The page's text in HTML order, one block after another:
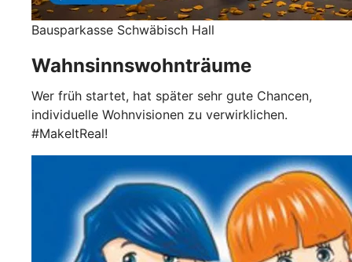
Bausparkasse Schwäbisch Hall
Wahnsinnswohnträume
Wer früh startet, hat später sehr gute Chancen,
individuelle Wohnvisionen zu verwirklichen.
#MakeItReal!